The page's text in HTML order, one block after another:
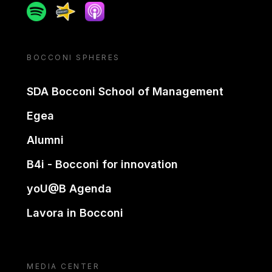
SpotifySpreakerApple podcast
BOCCONI SPHERES
SDA Bocconi School of Management
Egea
Alumni
B4i - Bocconi for innovation
yoU@B Agenda
Lavora in Bocconi
MEDIA CENTER